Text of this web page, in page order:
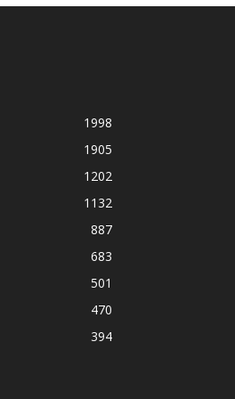
1998
1905
1202
1132
887
683
501
470
394